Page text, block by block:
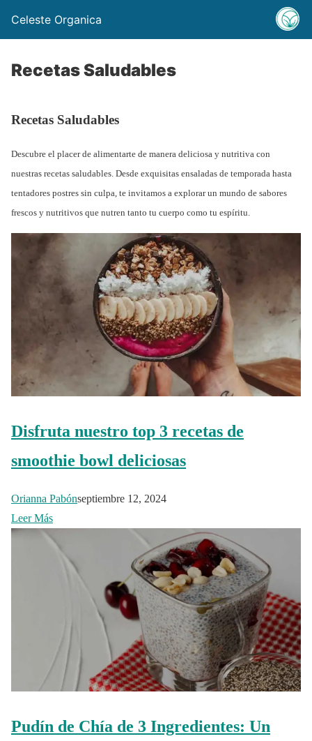
Celeste Organica
Recetas Saludables
Recetas Saludables
Descubre el placer de alimentarte de manera deliciosa y nutritiva con
nuestras recetas saludables. Desde exquisitas ensaladas de temporada hasta
tentadores postres sin culpa, te invitamos a explorar un mundo de sabores
frescos y nutritivos que nutren tanto tu cuerpo como tu espíritu.
Disfruta nuestro top 3 recetas de
smoothie bowl deliciosas
Orianna Pabónseptiembre 12, 2024
Leer Más
Pudín de Chía de 3 Ingredientes: Un